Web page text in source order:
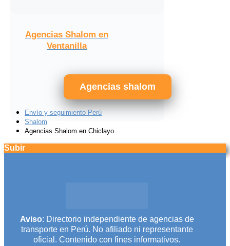
Agencias Shalom en
Ventanilla
Agencias shalom
Envío y seguimiento Perú
Shalom
Agencias Shalom en Chiclayo
Subir
Aviso: Directorio independiente de agencias de
transporte en Perú. No afiliado ni representante
oficial. Contenido con fines informativos.